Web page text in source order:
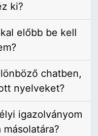
ki?
előbb be kell
chatben,
nyelveket?
igazolványom